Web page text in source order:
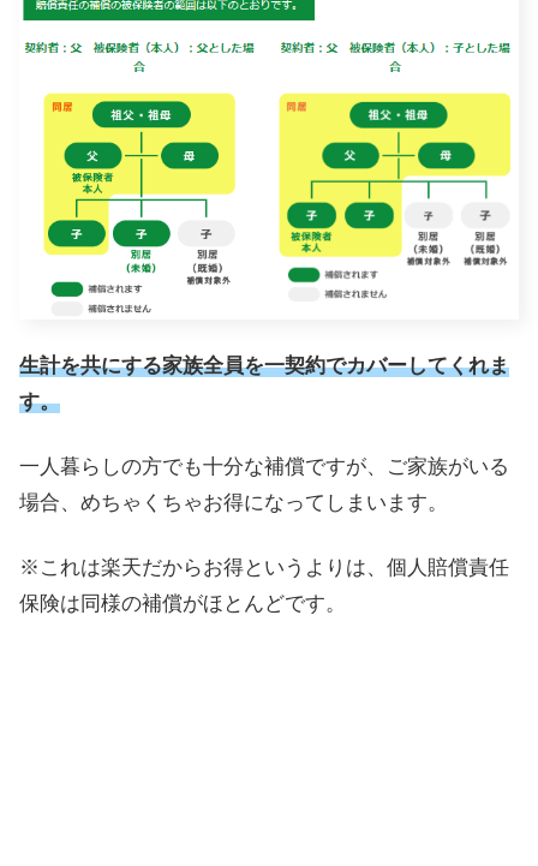
生計を共にする家族全員を一契約でカバーしてくれま
す。
一人暮らしの方でも十分な補償ですが、ご家族がいる
場合、めちゃくちゃお得になってしまいます。
※これは楽天だからお得というよりは、個人賠償責任
保険は同様の補償がほとんどです。